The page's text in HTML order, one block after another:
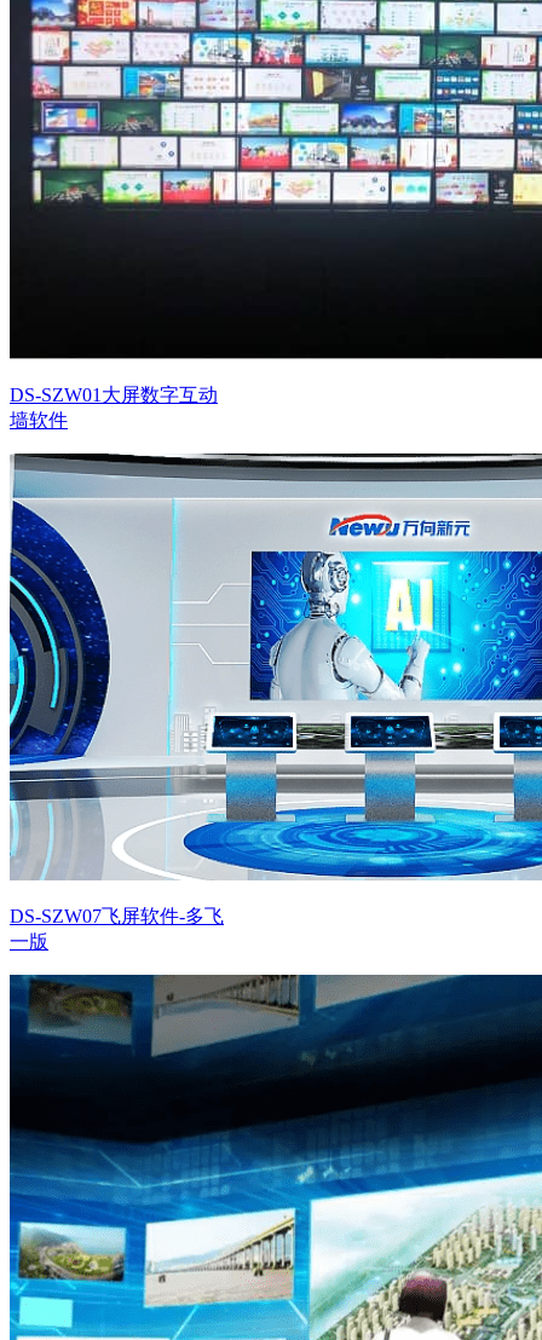
DS-SZW01大屏数字互动
墙软件
DS-SZW07飞屏软件-多飞
一版